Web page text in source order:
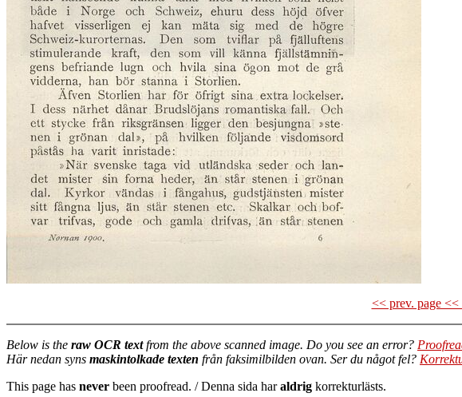
<< prev. page
Below is the raw OCR textfrom the above scanned image. Do you see an error?
Här nedan syns maskintolkade texten från faksimilbilden ovan. Ser du något fel?
This page has never been proofread. / Denna sida haraldrig korrekturlästs.